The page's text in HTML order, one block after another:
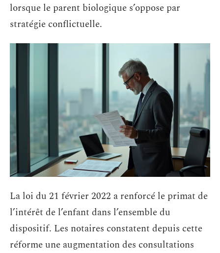
lorsque le parent biologique s’oppose par
stratégie conflictuelle.
La loi du 21 février 2022 a renforcé le primat de
l’intérêt de l’enfant dans l’ensemble du
dispositif. Les notaires constatent depuis cette
réforme une augmentation des consultations